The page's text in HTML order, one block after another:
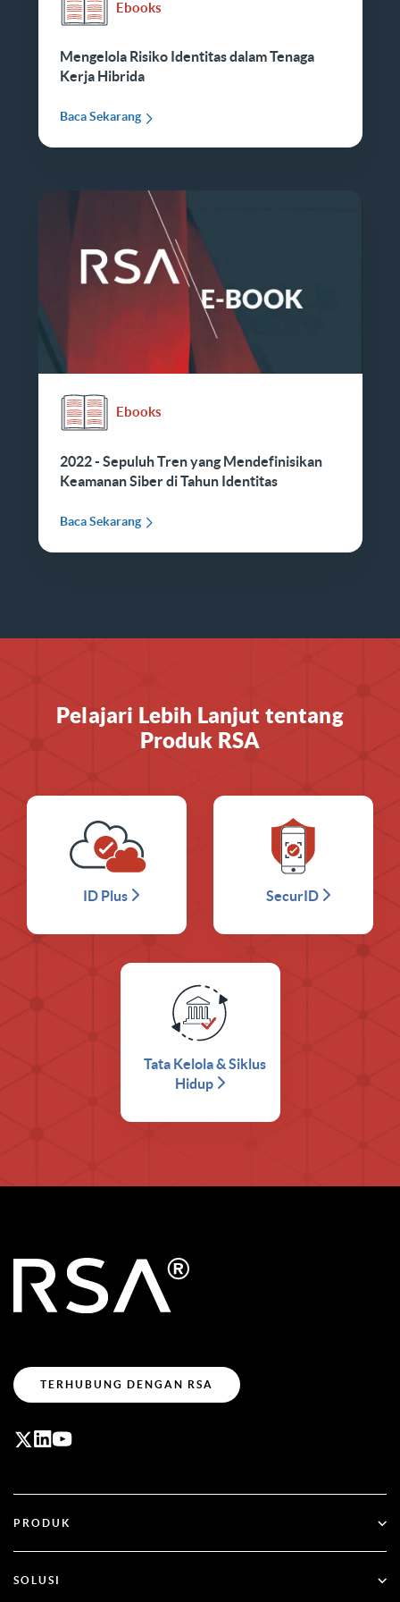
Ebooks
Mengelola Risiko Identitas dalam Tenaga
Kerja Hibrida
Baca Sekarang
Ebooks
2022 - Sepuluh Tren yang Mendefinisikan
Keamanan Siber di Tahun Identitas
Baca Sekarang
Pelajari Lebih Lanjut tentang
Produk RSA
ID Plus SecurID
Tata Kelola & Siklus
Hidup
TERHUBUNG DENGAN RSA
PRODUK
SOLUSI